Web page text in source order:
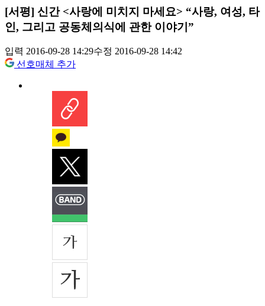
[서평] 신간 <사랑에 미치지 마세요> “사랑, 여성, 타
인, 그리고 공동체의식에 관한 이야기”
입력 2016-09-28 14:29수정 2016-09-28 14:42
선호매체 추가